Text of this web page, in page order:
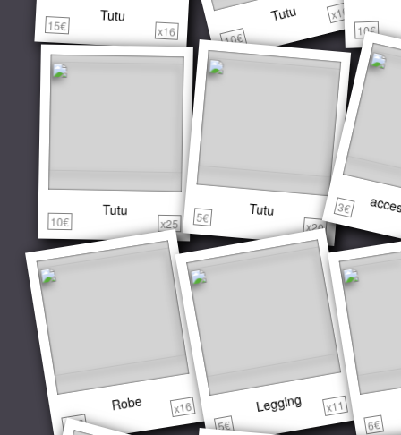
Tutu
15€ x16
Tutu
10€
x16
10€
Tutu
10€ x25
Tutu
5€
x20
3€
Robe
10€
x16 Legging
5€
x11
6€